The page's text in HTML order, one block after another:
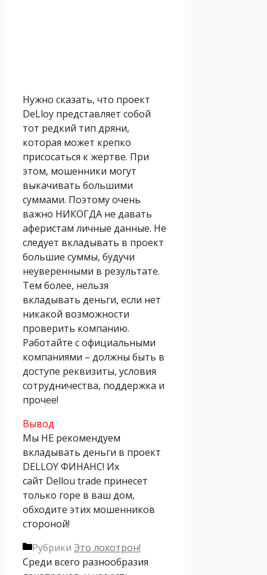
Нужно сказать, что проект
DeLloy представляет собой
тот редкий тип дряни,
которая может крепко
присосаться к жертве. При
этом, мошенники могут
выкачивать большими
суммами. Поэтому очень
важно НИКОГДА не давать
аферистам личные данные. Не
следует вкладывать в проект
большие суммы, будучи
неуверенными в результате.
Тем более, нельзя
вкладывать деньги, если нет
никакой возможности
проверить компанию.
Работайте с официальными
компаниями – должны быть в
доступе реквизиты, условия
сотрудничества, поддержка и
прочее!
Вывод
Мы НЕ рекомендуем
вкладывать деньги в проект
DELLOY ФИНАНС! Их
сайт Dellou trade принесет
только горе в ваш дом,
обходите этих мошенников
стороной!
Рубрики Это лохотрон!
Среди всего разнообразия